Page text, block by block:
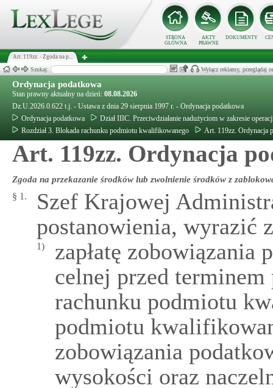
STRONA
GŁÓWNA
AKTY
PRAWNE
DOKUMENTY
Art. 119zz. - Zgoda na p...
Szukaj: Wyłącz reklamy, przeglądaj
Ordynacja podatkowa
Stan prawny aktualny na dzień: 08.08.2026
Dz.U.2026.0.622 t.j. - Ustawa z dnia 29 sierpnia 1997 r. - Ordynacja podatkowa
Ordynacja podatkowa
Dział IIIC. Przeciwdziałanie nadużyciom w zakresie
Rozdział 3. Blokada rachunku podmiotu kwalifikowanego
Art. 119zz. Ordynacja
Art. 119zz. Ordynacja
Zgoda na przekazanie środków lub zwolnienie środków z
§ 1.
Szef Krajowej
postanowienia, wyrazić
1)
zapłatę zobowiązania
celnej przed terminem
rachunku podmiotu
podmiotu
zobowiązania
wysokości oraz